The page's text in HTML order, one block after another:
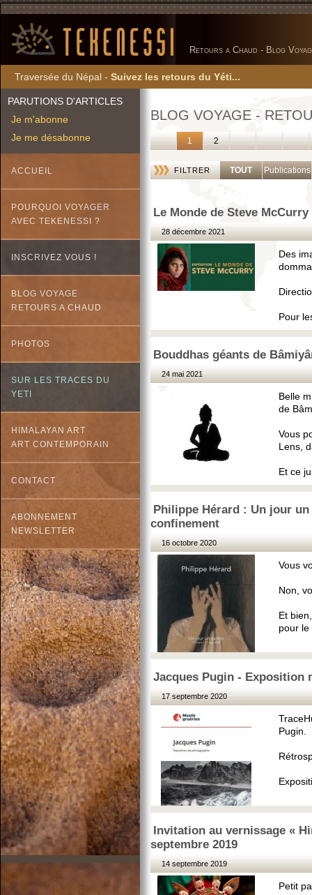
Retours a Chaud - Blog
Traversée du Népal - Suivez les retours du Yéti...
PARUTIONS D'ARTICLES
Je m'abonne
Je me désabonne
ACCUEIL
POURQUOI VOYAGER
AVEC TEKENESSI ?
INSCRIVEZ VOUS !
BLOG VOYAGE
RETOURS A CHAUD
PHOTOS
SUR LES TRACES DU
YETI
HIMALAYAN ART
ART CONTEMPORAIN
CONTACT
ABONNEMENT
NEWSLETTER
BLOG VOYAGE -
1 2
FILTRER TOUT Publications
Le Monde de Steve
28 décembre 2021
Des
Pour
Bouddhas géants de
24 mai 2021
Belle
de
Vous
Lens,
Et ce
Philippe Hérard : Un jour
confinement
16 octobre 2020
Vous
Non,
Et
pour le
Jacques Pugin - Exposition
17 septembre 2020
Pugin.
Invitation au vernissage «
septembre 2019
14 septembre 2019
Petit